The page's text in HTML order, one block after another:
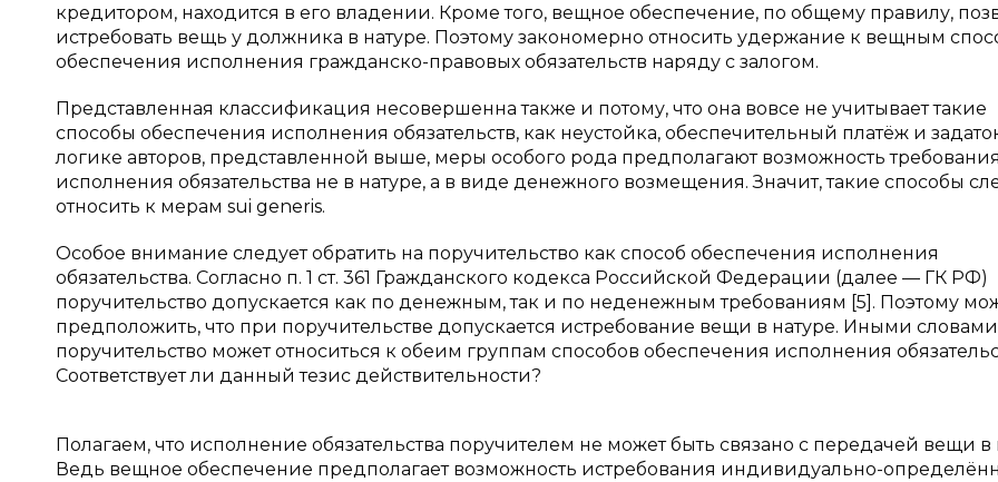
кредитором, находится в его владении. Кроме того, вещное обеспечение, по общему правилу,
истребовать вещь у должника в натуре. Поэтому закономерно относить удержание к вещным
обеспечения исполнения гражданско-правовых обязательств наряду с залогом.
Представленная классификация несовершенна также и потому, что она вовсе не учитывает такие
способы обеспечения исполнения обязательств, как неустойка, обеспечительный платёж и
логике авторов, представленной выше, меры особого рода предполагают возможность требования
исполнения обязательства не в натуре, а в виде денежного возмещения. Значит, такие способы
относить к мерам sui generis.
Особое внимание следует обратить на поручительство как способ обеспечения исполнения
обязательства. Согласно п. 1 ст. 361 Гражданского кодекса Российской Федерации (далее — ГК РФ)
поручительство допускается как по денежным, так и по неденежным требованиям [5]. Поэтому
предположить, что при поручительстве допускается истребование вещи в натуре. Иными
поручительство может относиться к обеим группам способов обеспечения исполнения
Соответствует ли данный тезис действительности?
Полагаем, что исполнение обязательства поручителем не может быть связано с передачей вещи в
Ведь вещное обеспечение предполагает возможность истребования индивидуально-